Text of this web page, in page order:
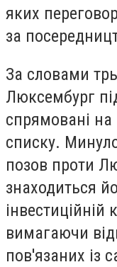
яких
за
За словами
Люксембург
спрямовані
списку.
позов проти
знаходиться
інвестиційній
вимагаючи
пов'язаних із